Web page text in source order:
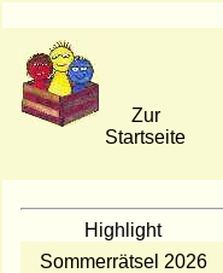
Zur
Startseite
Highlight
Sommerrätsel 2026